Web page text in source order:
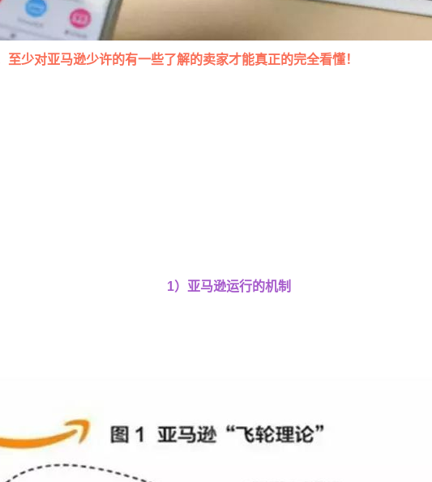
少对亚马逊少许的有一些了解的卖家才能真正的完全看懂！
1）亚马逊运行的机制